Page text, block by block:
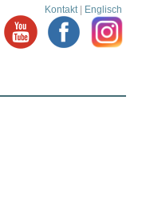
Kontakt | Englisch